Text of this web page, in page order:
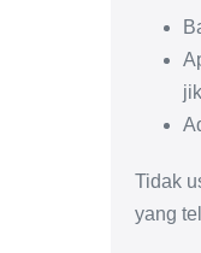
Tidak
yang